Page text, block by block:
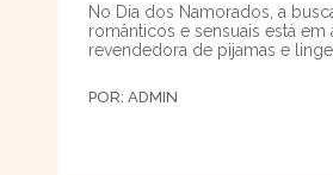
No Dia dos Namorados, a
românticos e sensuais está em
revendedora de pijamas e
POR: ADMIN